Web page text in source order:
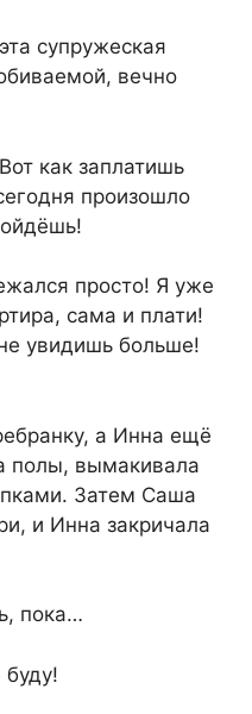
супружеская
вечно
как заплатишь
произошло
просто! Я уже
сама и плати!
увидишь больше!
а Инна ещё
полы, вымакивала
Затем Саша
и Инна закричала
пока…